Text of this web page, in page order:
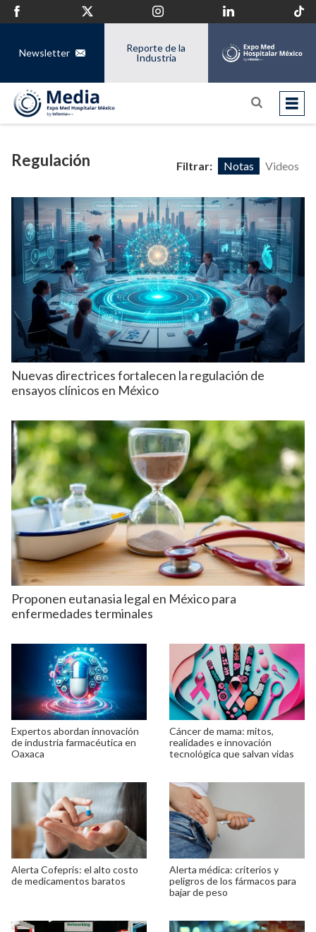
Newsletter
Reporte de la
Industria
Regulación Filtrar: Notas Videos
Nuevas directrices fortalecen la regulación de
ensayos clínicos en México
Proponen eutanasia legal en México para
enfermedades terminales
Expertos abordan innovación
de industria farmacéutica en
Oaxaca
Cáncer de mama: mitos,
realidades e innovación
tecnológica que salvan vidas
Alerta Cofepris: el alto costo
de medicamentos baratos
Alerta médica: criterios y
peligros de los fármacos para
bajar de peso